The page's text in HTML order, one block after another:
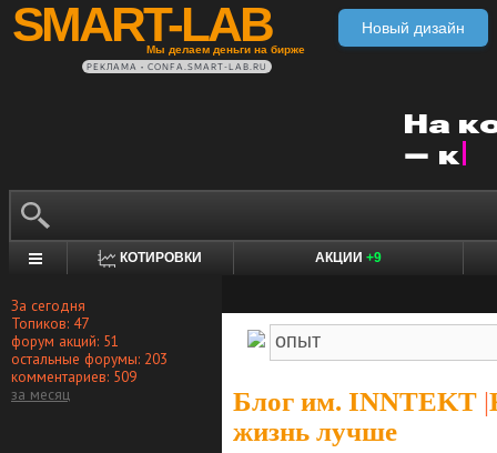
SMART-LAB
Мы делаем деньги на бирже
Новый дизайн
РЕКЛАМА • CONFA.SMART-LAB.RU
КОТИРОВКИ АКЦИИ +9
За сегодня
Топиков: 47
форум акций: 51
остальные форумы: 203
комментариев: 509
за месяц
Блог им. INNTEKT |
жизнь лучше